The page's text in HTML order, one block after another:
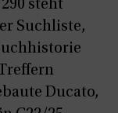
steht
Suchliste,
Ducato,